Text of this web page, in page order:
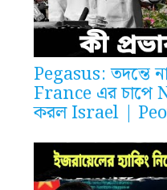
Pegasus: তদন্তে
France এর চাপে
করল Israel |